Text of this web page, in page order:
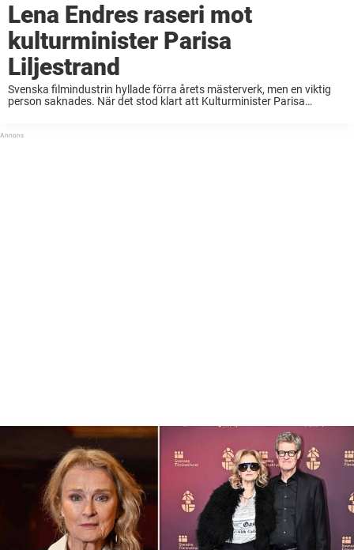
Lena Endres raseri mot
kulturminister Parisa
Liljestrand
Svenska filmindustrin hyllade förra årets mästerverk, men en viktig
person saknades. När det stod klart att Kulturminister Parisa